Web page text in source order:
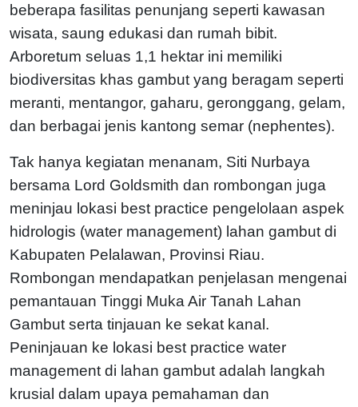
beberapa fasilitas penunjang seperti kawasan
wisata, saung edukasi dan rumah bibit.
Arboretum seluas 1,1 hektar ini memiliki
biodiversitas khas gambut yang beragam seperti
meranti, mentangor, gaharu, geronggang, gelam,
dan berbagai jenis kantong semar (nephentes).
Tak hanya kegiatan menanam, Siti Nurbaya
bersama Lord Goldsmith dan rombongan juga
meninjau lokasi best practice pengelolaan aspek
hidrologis (water management) lahan gambut di
Kabupaten Pelalawan, Provinsi Riau.
Rombongan mendapatkan penjelasan mengenai
pemantauan Tinggi Muka Air Tanah Lahan
Gambut serta tinjauan ke sekat kanal.
Peninjauan ke lokasi best practice water
management di lahan gambut adalah langkah
krusial dalam upaya pemahaman dan